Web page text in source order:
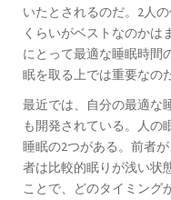
いたとされるのだ。2人
くらいがベストなのかは
にとって最適な睡眠時間
眠を取る上では重要なのだ
最近では、自分の最適な
も開発されている。人の
睡眠の2つがある。前者
者は比較的眠りが浅い状
ことで、どのタイミング